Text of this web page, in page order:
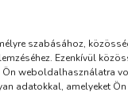
szabásához,
Ezenkívül
Ön weboldalhasználatra
adatokkal, amelyeket